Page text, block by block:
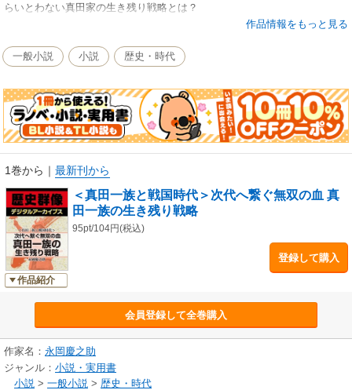
らいとわない真田家の生き残り戦略とは？
作品情報をもっと見る
一般小説 小説 歴史・時代
1巻から ｜ 最新刊から
作品紹介
＜真田一族と戦国時代＞次代へ繋ぐ無双の血 真
田一族の生き残り戦略
95pt/104円(税込)
登録して購入
会員登録して全巻購入
作家名： 永岡慶之助
ジャンル： 小説・実用書
小説 > 一般小説 > 歴史・時代